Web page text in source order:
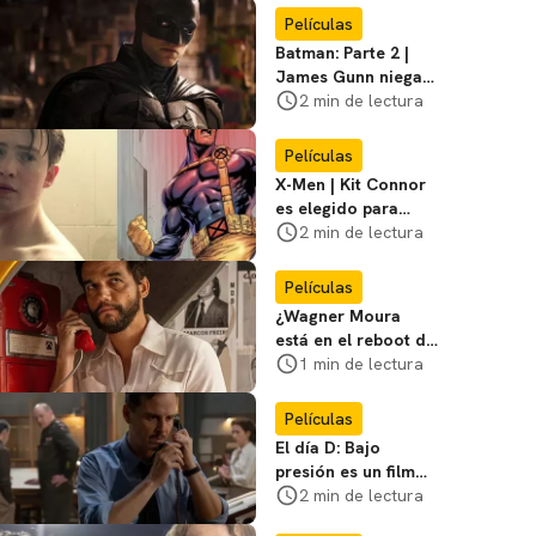
favoritos
Películas
Batman: Parte 2 |
James Gunn niega
que se filme la parte
2 min de lectura
Películas
X-Men | Kit Connor
es elegido para
interpretar a
película
2 min de lectura
Películas
¿Wagner Moura
está en el reboot de
X-Men? El actor lo
1 min de lectura
Películas
El día D: Bajo
presión es un film
bélico distinto lleno
2 min de lectura